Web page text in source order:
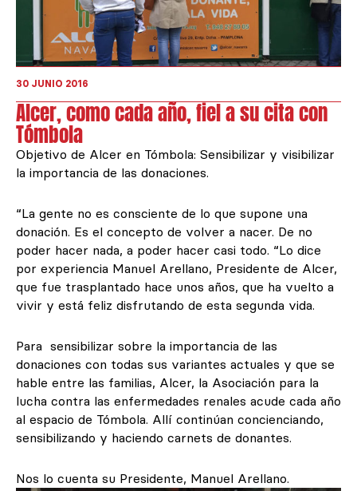
30 JUNIO 2016
Alcer, como cada año, fiel a su cita con
Tómbola
Objetivo de Alcer en Tómbola: Sensibilizar y visibilizar
la importancia de las donaciones.
“La gente no es consciente de lo que supone una
donación. Es el concepto de volver a nacer. De no
poder hacer nada, a poder hacer casi todo. “Lo dice
por experiencia Manuel Arellano, Presidente de Alcer,
que fue trasplantado hace unos años, que ha vuelto a
vivir y está feliz disfrutando de esta segunda vida.
Para sensibilizar sobre la importancia de las
donaciones con todas sus variantes actuales y que se
hable entre las familias, Alcer, la Asociación para la
lucha contra las enfermedades renales acude cada año
al espacio de Tómbola. Allí continúan concienciando,
sensibilizando y haciendo carnets de donantes.
Nos lo cuenta su Presidente, Manuel Arellano.